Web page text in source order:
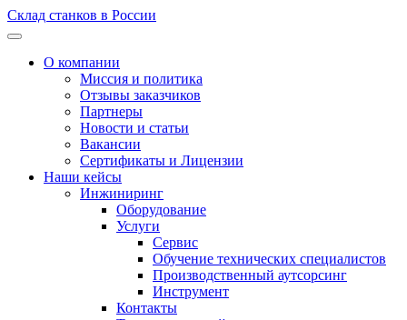
Склад станков в России
О компании
Миссия и политика
Отзывы заказчиков
Партнеры
Новости и статьи
Вакансии
Сертификаты и Лицензии
Наши кейсы
Инжиниринг
Оборудование
Услуги
Сервис
Обучение технических специалистов
Производственный аутсорсинг
Инструмент
Контакты